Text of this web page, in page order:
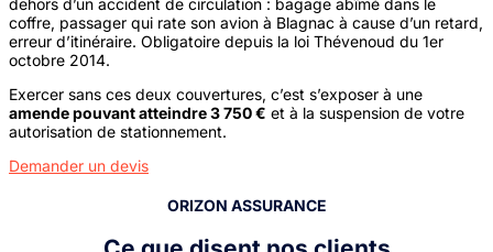
dehors d’un accident de circulation : bagage abîmé dans le
coffre, passager qui rate son avion à Blagnac à cause d’un retard,
erreur d’itinéraire. Obligatoire depuis la loi Thévenoud du 1er
octobre 2014.
Exercer sans ces deux couvertures, c’est s’exposer à une
amende pouvant atteindre 3 750 € et à la suspension de votre
autorisation de stationnement.
Demander un devis
ORIZON ASSURANCE